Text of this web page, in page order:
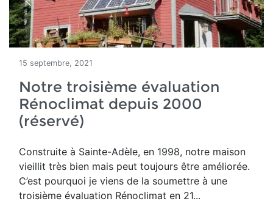
15 septembre, 2021
Notre troisième évaluation
Rénoclimat depuis 2000
(réservé)
Construite à Sainte-Adèle, en 1998, notre maison
vieillit très bien mais peut toujours être améliorée.
C’est pourquoi je viens de la soumettre à une
troisième évaluation Rénoclimat en 21...